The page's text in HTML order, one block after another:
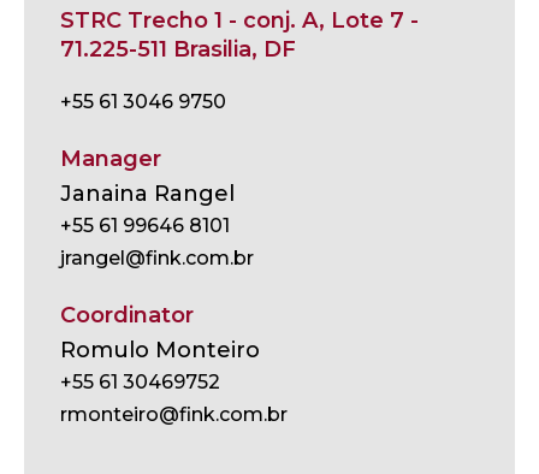
STRC Trecho 1 - conj. A, Lote 7 -
71.225-511 Brasilia, DF
+55 61 3046 9750
Manager
Janaina Rangel
+55 61 99646 8101
jrangel@fink.com.br
Coordinator
Romulo Monteiro
+55 61 30469752
rmonteiro@fink.com.br